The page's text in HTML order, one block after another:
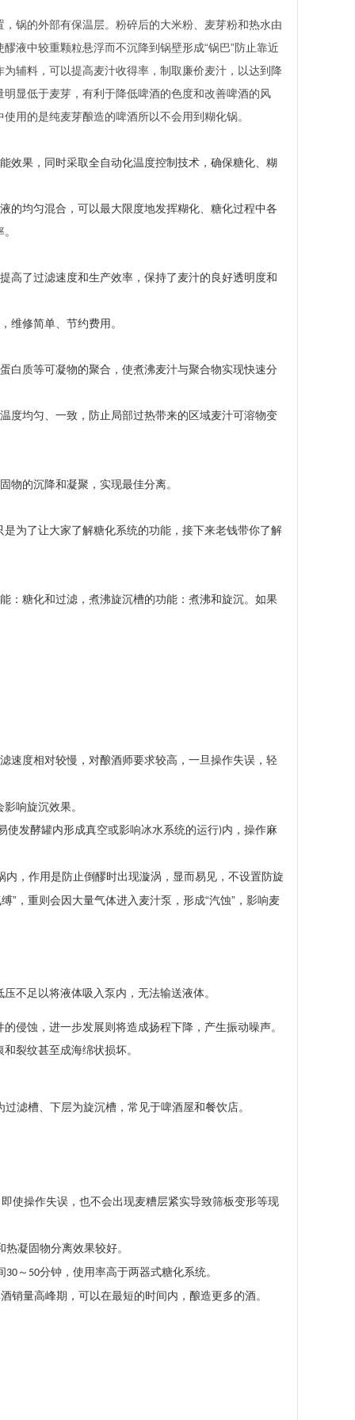
锅的外部有保温层。粉碎后的大米粉、麦芽粉和热水由
液中较重颗粒悬浮而不沉降到锅壁形成“锅巴”防止靠近
辅料，可以提高麦汁收得率，制取廉价麦汁，以达到降
显低于麦芽，有利于降低啤酒的色度和改善啤酒的风
用的是纯麦芽酿造的啤酒所以不会用到糊化锅。
效果，同时采取全自动化温度控制技术，确保糖化、糊
的均匀混合，可以最大限度地发挥糊化、糖化过程中各
高了过滤速度和生产效率，保持了麦汁的良好透明度和
维修简单、节约费用。
白质等可凝物的聚合，使煮沸麦汁与聚合物实现快速分
度均匀、一致，防止局部过热带来的区域麦汁可溶物变
物的沉降和凝聚，实现最佳分离。
是为了让大家了解糖化系统的功能， 接下来老钱带你了解
：糖化和过滤，煮沸旋沉槽的功能：煮沸和旋沉。如果
滤速度相对较慢，对酿酒师要求较高，一旦操作失误，轻
响旋沉效果。
使发酵罐内形成真空或影响冰水系统的运行)内，操作麻
，作用是防止倒醪时出现漩涡，显而易见，不设置防旋
”，重则会因大量气体进入麦汁泵，形成“汽蚀”，影响麦
不足以将液体吸入泵内，无法输送液体。
侵蚀，进一步发展则将造成扬程下降，产生振动噪声。
裂纹甚至成海绵状损坏。
滤槽、下层为旋沉槽，常见于啤酒屋和餐饮店。
使操作失误，也不会出现麦糟层紧实导致筛板变形等现
凝固物分离效果较好。
30 ～ 50分钟，使用率高于两器式糖化系统。
销量高峰期，可以在最短的时间内，酿造更多的酒。